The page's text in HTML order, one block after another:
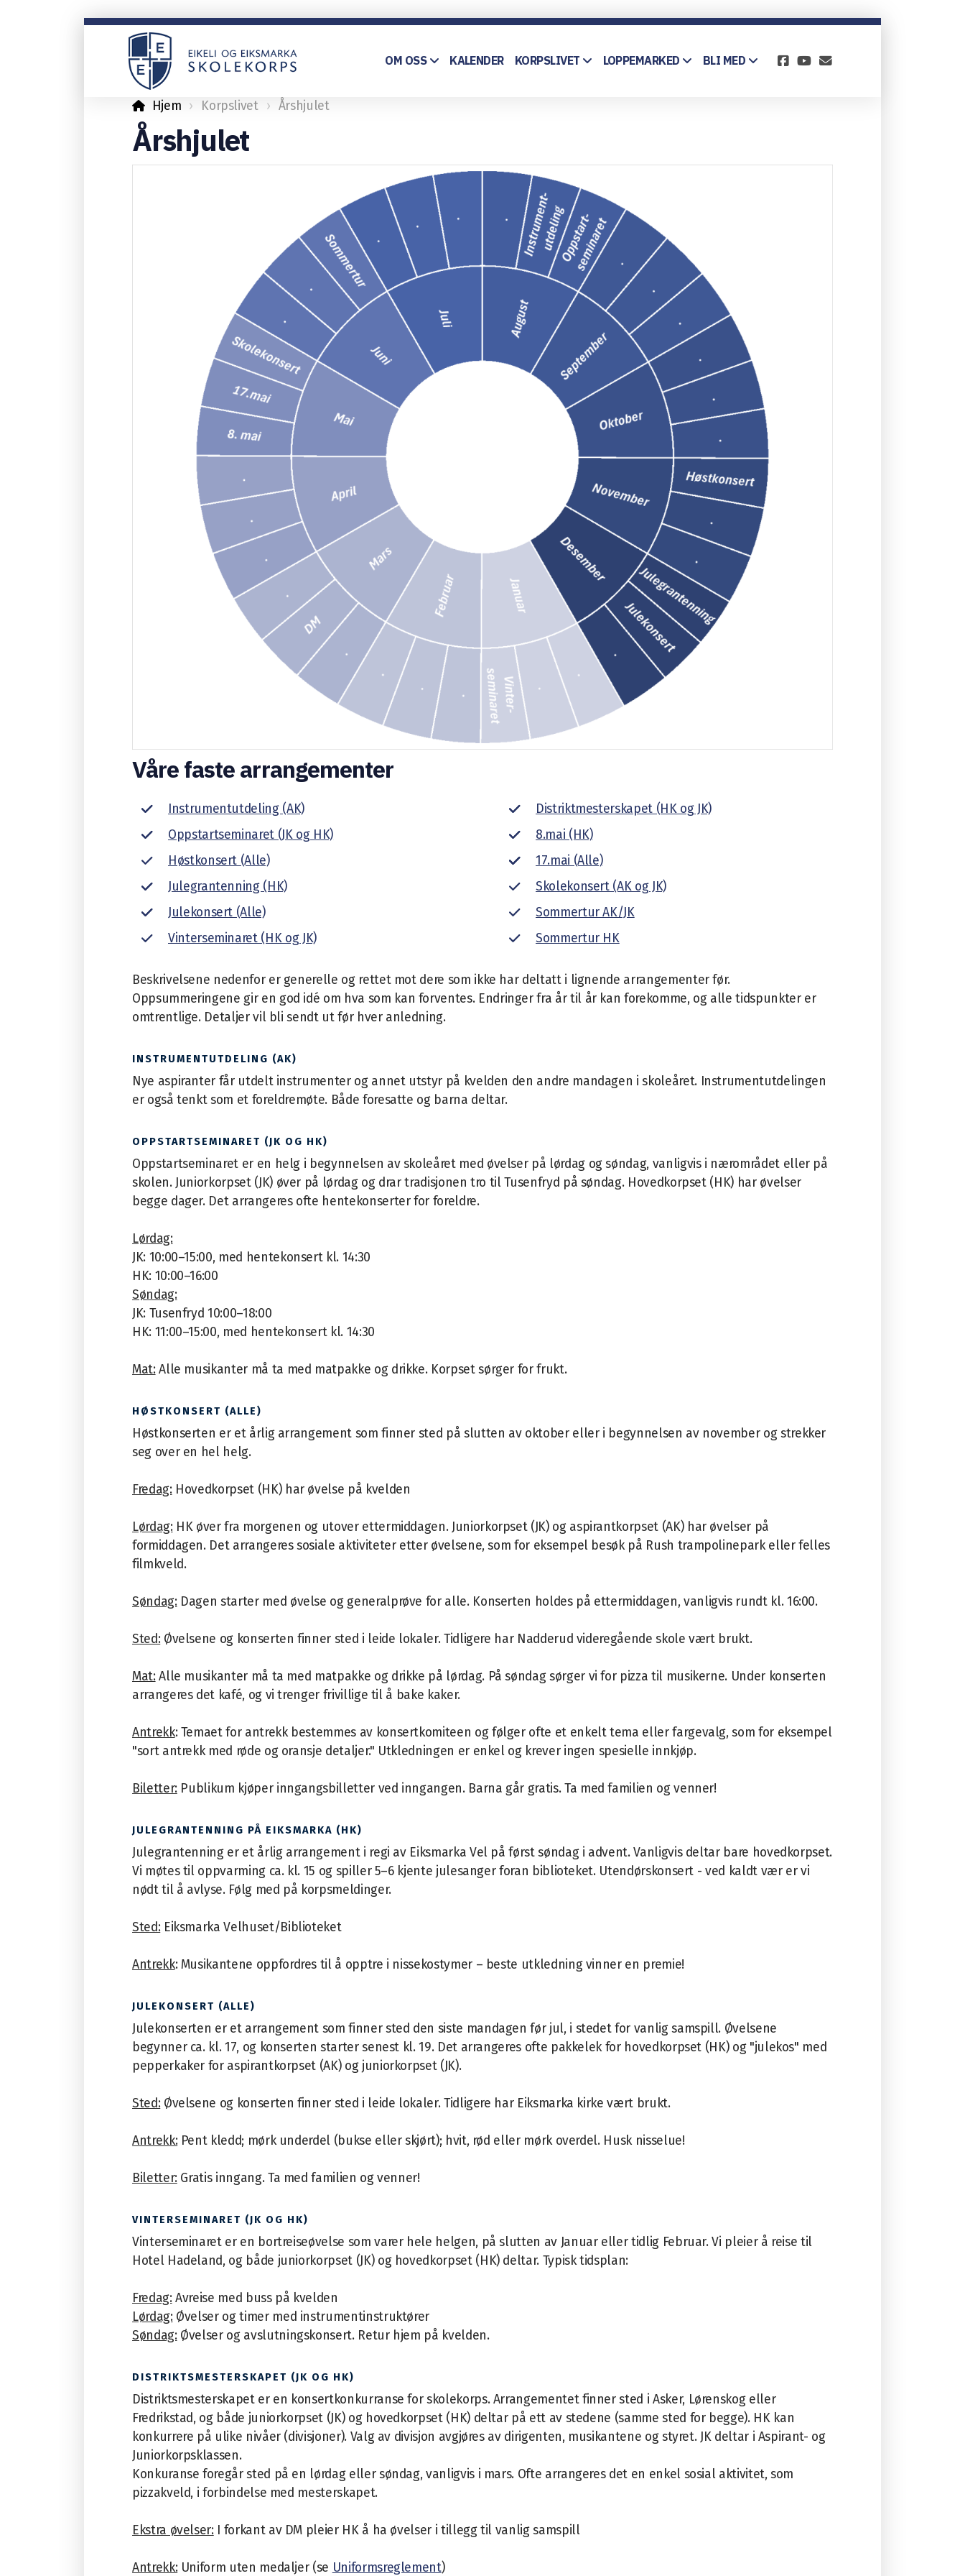
OM OSS KALENDER KORPSLIVET LOPPEMARKED BLI MED
Hjem Korpslivet Årshjulet
Årshjulet
Våre faste arrangementer
Instrumentutdeling (AK)
Oppstartseminaret (JK og HK)
Høstkonsert (Alle)
Julegrantenning (HK)
Julekonsert (Alle)
Vinterseminaret (HK og JK)
Distriktmesterskapet (HK og JK)
8.mai (HK)
17.mai (Alle)
Skolekonsert (AK og JK)
Sommertur AK/JK
Sommertur HK
Beskrivelsene nedenfor er generelle og rettet mot dere som ikke har deltatt i lignende arrangementer før.
Oppsummeringene gir en god idé om hva som kan forventes. Endringer fra år til år kan forekomme, og alle tidspunkter er
omtrentlige. Detaljer vil bli sendt ut før hver anledning.
INSTRUMENTUTDELING (AK)
Nye aspiranter får utdelt instrumenter og annet utstyr på kvelden den andre mandagen i skoleåret. Instrumentutdelingen
er også tenkt som et foreldremøte. Både foresatte og barna deltar.
OPPSTARTSEMINARET (JK OG HK)
Oppstartseminaret er en helg i begynnelsen av skoleåret med øvelser på lørdag og søndag, vanligvis i nærområdet eller på
skolen. Juniorkorpset (JK)øver på lørdag og drar tradisjonen tro til Tusenfryd på søndag. Hovedkorpset (HK) har øvelser
begge dager. Det arrangeres ofte hentekonserter for foreldre.
Lørdag:
J K: 10:00–15:00, med hentekonsert kl. 14:30
HK: 10:00–16:00
Søndag:
JK: Tusenfryd 10:00–18:00
HK: 11:00–15:00, med hentekonsert kl. 14:30
Mat: Alle musikanter må ta med matpakke og drikke. Korpset sørger for frukt.
HØSTKONSERT (ALLE)
Høstkonserten er et årlig arrangement som finner sted på slutten av oktober eller i begynnelsen av november og strekker
seg over en hel helg.
Fredag:Hovedkorpset (HK) har øvelse på kvelden
Lørdag:HK øver fra morgenen og utover ettermiddagen. Juniorkorpset (JK) og aspirantkorpset (AK) har øvelser på
formiddagen. Det arrangeres sosiale aktiviteter etter øvelsene, som for eksempel besøk på Rush trampolinepark eller felles
filmkveld.
Søndag:Dagen starter med øvelse og generalprøve for alle. Konserten holdes på ettermiddagen, vanligvis rundt kl. 16:00.
Sted:Øvelsene og konserten finner sted i leide lokaler. Tidligere har Nadderud videregående skole vært brukt.
Mat:Alle musikanter må ta med matpakke og drikke på lørdag. På søndag sørger vi for pizza til musikerne. Under konserten
arrangeres det kafé, og vi trenger frivillige til å bake kaker.
Antrekk: Temaet for antrekk bestemmes av konsertkomiteen og følger ofte et enkelt tema eller fargevalg, som for eksempel
"sort antrekk med røde og oransje detaljer." Utkledningen er enkel og krever ingen spesielle innkjøp.
Biletter:Publikum kjøper inngangsbilletter ved inngangen. Barna går gratis. Ta med familien og venner!
JULEGRANTENNING PÅ EIKSMARKA (HK)
Julegrantenning er et årlig arrangement i regi av Eiksmarka Vel på først søndag i advent. Vanligvis deltar bare hovedkorpset.
Vi møtes til oppvarming ca. kl. 15 og spiller 5–6 kjente julesanger foran biblioteket. Utendørskonsert - ved kaldt vær er vi
nødt til å avlyse. Følg med på korpsmeldinger.
Sted:Eiksmarka Velhuset/Biblioteket
Antrekk: Musikantene oppfordres til å opptre i nissekostymer – beste utkledning vinner en premie!
JULEKONSERT (ALLE)
Julekonserten er et arrangement som finner sted den siste mandagen før jul, i stedet for vanlig samspill. Øvelsene
begynner ca. kl. 17, og konserten starter senest kl. 19. Det arrangeres ofte pakkelek for hovedkorpset (HK) og "julekos" med
pepperkaker for aspirantkorpset (AK) og juniorkorpset (JK).
Sted:Øvelsene og konserten finner sted i leide lokaler. Tidligere har Eiksmarka kirke vært brukt.
Antrekk:Pent kledd; mørk underdel (bukse eller skjørt); hvit, rød eller mørk overdel. Husk nisselue!
Biletter:Gratis inngang. Ta med familien og venner!
VINTERSEMINARET (JK OG HK)
Vinterseminaret er en bortreiseøvelse som varer hele helgen, på slutten av Januar eller tidlig Februar. Vi pleier å reise til
Hotel Hadeland, og både juniorkorpset (JK) og hovedkorpset (HK) deltar. Typisk tidsplan:
Fredag:Avreise med buss på kvelden
Lørdag:Øvelser og timer med instrumentinstruktører
Søndag:Øvelser og avslutningskonsert. Retur hjem på kvelden.
DISTRIKTSMESTERSKAPET (JK OG HK)
Distriktsmesterskapet er en konsertkonkurranse for skolekorps. Arrangementet finner sted i Asker, Lørenskog eller
Fredrikstad, og både juniorkorpset (JK) og hovedkorpset (HK) deltar på ett av stedene (samme sted for begge). HK kan
konkurrere på ulike nivåer (divisjoner). Valg av divisjon avgjøres av dirigenten, musikantene og styret. JK deltar i Aspirant- og
Juniorkorpsklassen.
Konkuranse foregår sted på en lørdag eller søndag, vanligvis i mars. Ofte arrangeres det en enkel sosial aktivitet, som
pizzakveld, i forbindelse med mesterskapet.
Ekstra øvelser:I forkant av DM pleier HK å ha øvelser i tillegg til vanlig samspill
Antrekk:Uniform uten medaljer (se Uniformsreglement)